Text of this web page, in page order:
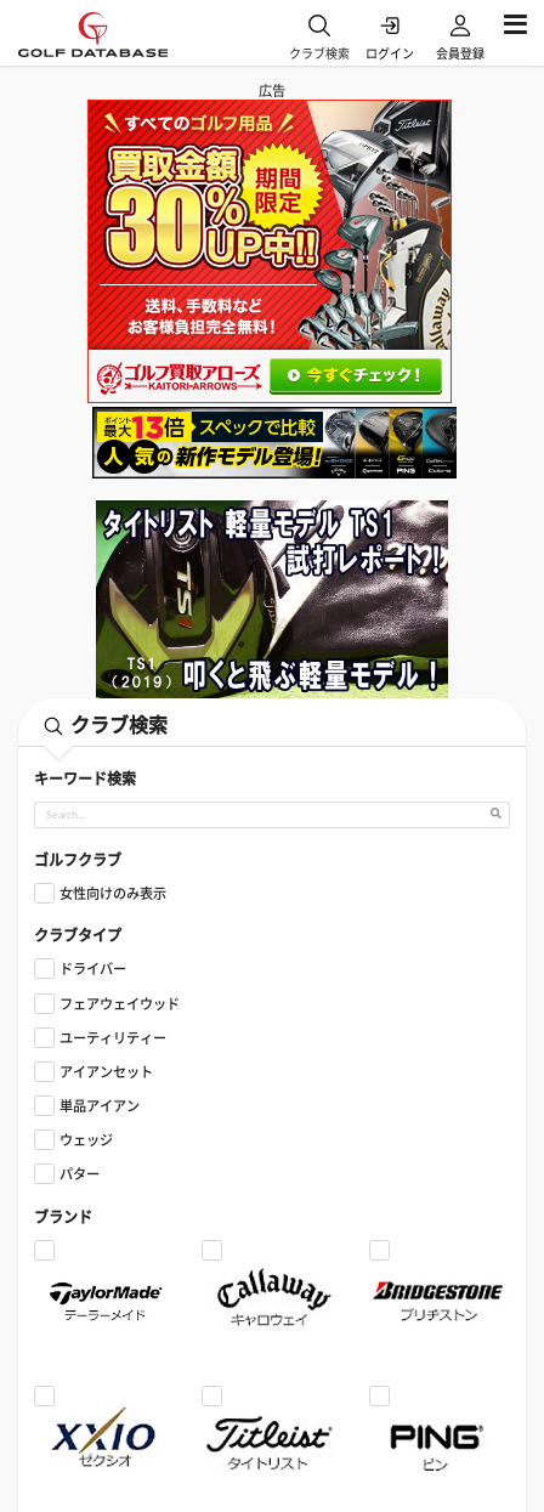
クラブ検索 ログイン 会員登録
広告
クラブ検索
キーワード検索
ゴルフクラブ
女性向けのみ表示
クラブタイプ
ドライバー
フェアウェイウッド
ユーティリティー
アイアンセット
単品アイアン
ウェッジ
パター
ブランド